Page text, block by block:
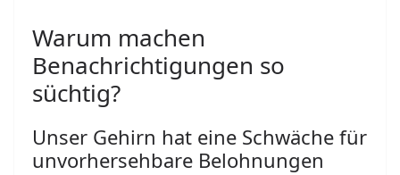
Warum machen
Benachrichtigungen so
süchtig?
Unser Gehirn hat eine Schwäche für
unvorhersehbare Belohnungen